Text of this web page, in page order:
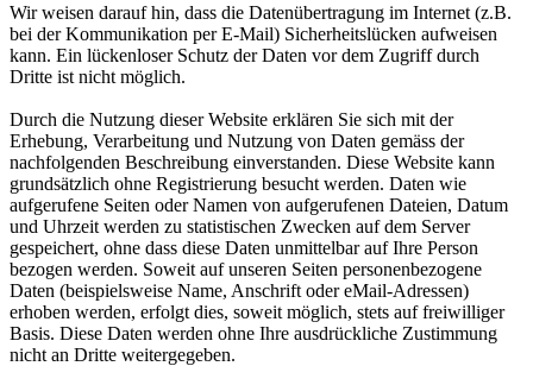
Wir weisen darauf hin, dass die Datenübertragung im Internet (z.B.
bei der Kommunikation per E-Mail) Sicherheitslücken aufweisen
kann. Ein lückenloser Schutz der Daten vor dem Zugriff durch
Dritte ist nicht möglich.
Durch die Nutzung dieser Website erklären Sie sich mit der
Erhebung, Verarbeitung und Nutzung von Daten gemäss der
nachfolgenden Beschreibung einverstanden. Diese Website kann
grundsätzlich ohne Registrierung besucht werden. Daten wie
aufgerufene Seiten oder Namen von aufgerufenen Dateien, Datum
und Uhrzeit werden zu statistischen Zwecken auf dem Server
gespeichert, ohne dass diese Daten unmittelbar auf Ihre Person
bezogen werden. Soweit auf unseren Seiten personenbezogene
Daten (beispielsweise Name, Anschrift oder eMail-Adressen)
erhoben werden, erfolgt dies, soweit möglich, stets auf freiwilliger
Basis. Diese Daten werden ohne Ihre ausdrückliche Zustimmung
nicht an Dritte weitergegeben.